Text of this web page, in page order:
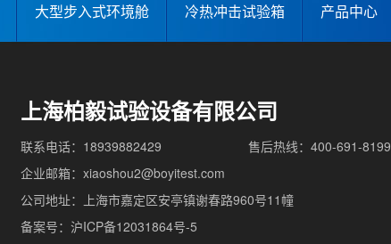
大型步入式环境舱 冷热冲击试验箱 产品中心
上海柏毅试验设备有限公司
联系电话：18939882429
售后热线：400-691-8199
企业邮箱：xiaoshou2@boyitest.com
公司地址：上海市嘉定区安亭镇谢春路960号11幢
备案号：沪ICP备12031864号-5